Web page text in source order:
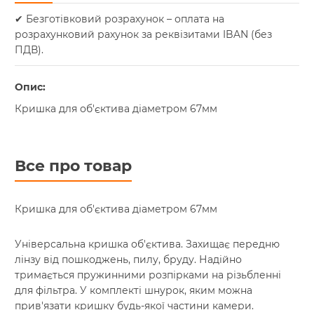
✔ Безготівковий розрахунок – оплата на
розрахунковий рахунок за реквізитами IBAN (без
ПДВ).
Опис:
Кришка для об'єктива діаметром 67мм
Все про товар
Кришка для об'єктива діаметром 67мм
Універсальна кришка об'єктива. Захищає передню
лінзу від пошкоджень, пилу, бруду. Надійно
тримається пружинними розпірками на різьбленні
для фільтра. У комплекті шнурок, яким можна
прив'язати кришку будь-якої частини камери.